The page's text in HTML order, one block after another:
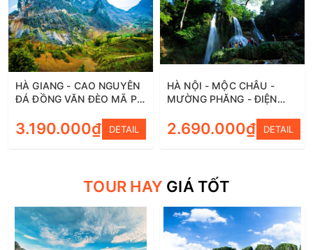
HÀ GIANG - CAO NGUYÊN
ĐÁ ĐỒNG VĂN ĐÈO MÃ PÌ
BẢN LÔ LÔ CHẢI 3 NGÀY 2
ĐÊM
3.190.000₫ DETAIL
HÀ NỘI - MỘC CHÂU -
MƯỜNG PHĂNG - ĐIỆN
ĐÊM
2.690.000₫ DETAIL
TOUR HAY GIÁ TỐT